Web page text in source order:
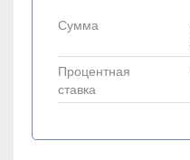
Сумма
Процентная
ставка